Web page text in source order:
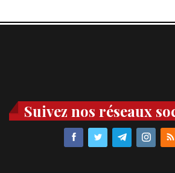
Suivez nos réseaux